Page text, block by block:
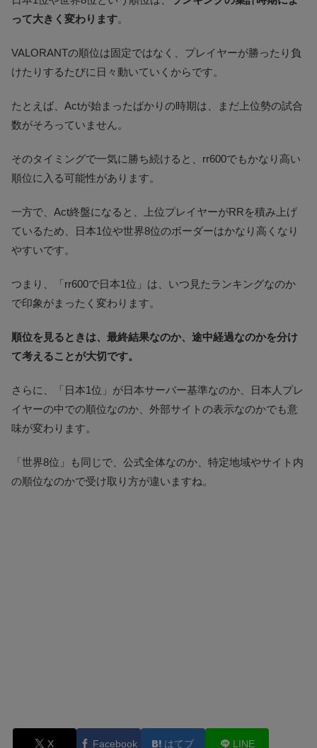
って大きく変わります。
VALORANTの順位は固定ではなく、プレイヤーが勝ったり負
けたりするたびに日々動いていくからです。
たとえば、Actが始まったばかりの時期は、まだ上位勢の試合
数がそろっていません。
そのタイミングで一気に勝ち続けると、rr600でもかなり高い
順位に入る可能性があります。
一方で、Act終盤になると、上位プレイヤーがRRを積み上げ
ているため、日本1位や世界8位のボーダーはかなり高くなり
やすいです。
つまり、「rr600で日本1位」は、いつ見たランキングなのか
で印象がまったく変わります。
順位を見るときは、最終結果なのか、途中経過なのかを分け
て考えることが大切です。
さらに、「日本1位」が日本サーバー基準なのか、日本人プレ
イヤーの中での順位なのか、外部サイトの表示なのかでも意
味が変わります。
「世界8位」も同じで、公式全体なのか、特定地域やサイト内
の順位なのかで受け取り方が違いますね。
X Facebook はてブ LINE